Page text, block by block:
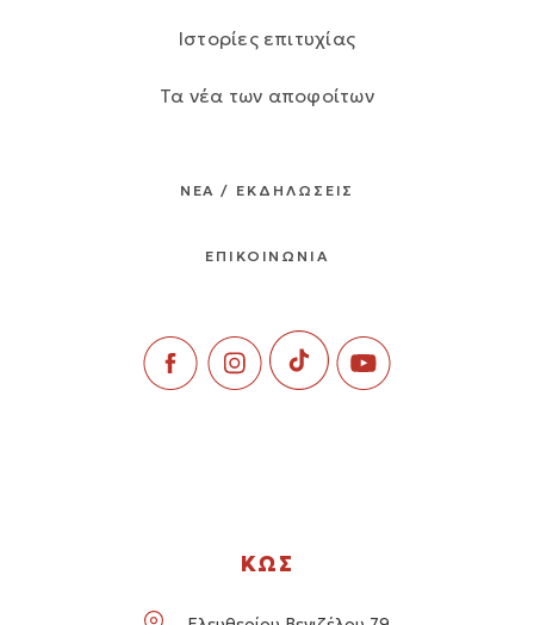
Ιστορίες επιτυχίας
Τα νέα των αποφοίτων
ΝΕΑ / ΕΚΔΗΛΩΣΕΙΣ
ΕΠΙΚΟΙΝΩΝΙΑ
ΚΩΣ